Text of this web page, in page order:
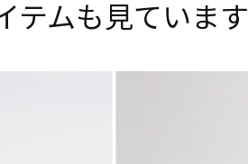
テムも見ています